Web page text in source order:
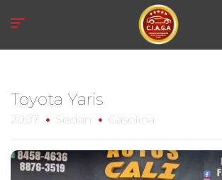
Toyota Yaris
2007 Sedan Gasolina